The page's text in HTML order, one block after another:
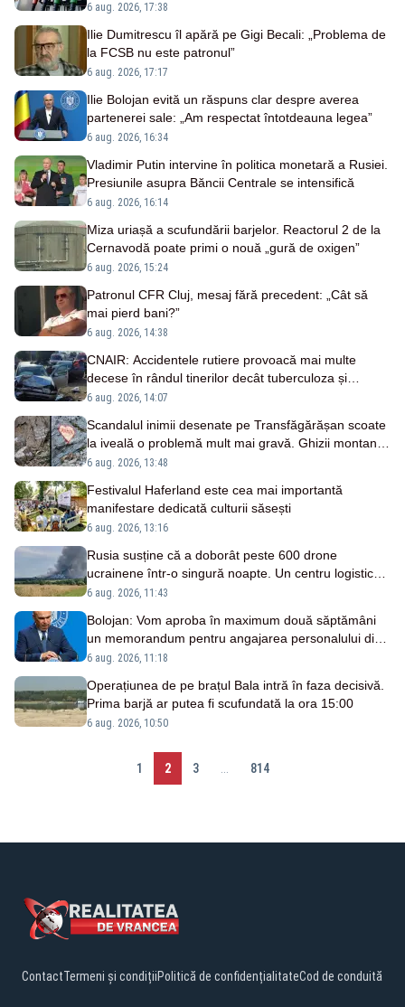
6 aug. 2026, 17:38
Ilie Dumitrescu îl apără pe Gigi Becali: „Problema de
la FCSB nu este patronul”
6 aug. 2026, 17:17
Ilie Bolojan evită un răspuns clar despre averea
partenerei sale: „Am respectat întotdeauna legea”
6 aug. 2026, 16:34
Vladimir Putin intervine în politica monetară a Rusiei.
Presiunile asupra Băncii Centrale se intensifică
6 aug. 2026, 16:14
Miza uriașă a scufundării barjelor. Reactorul 2 de la
Cernavodă poate primi o nouă „gură de oxigen”
6 aug. 2026, 15:24
Patronul CFR Cluj, mesaj fără precedent: „Cât să
mai pierd bani?”
6 aug. 2026, 14:38
CNAIR: Accidentele rutiere provoacă mai multe
decese în rândul tinerilor decât tuberculoza și
drogurile
6 aug. 2026, 14:07
Scandalul inimii desenate pe Transfăgărășan scoate
la iveală o problemă mult mai gravă. Ghizii montani:
„Nu este un caz izolat”
6 aug. 2026, 13:48
Festivalul Haferland este cea mai importantă
manifestare dedicată culturii săsești
6 aug. 2026, 13:16
Rusia susține că a doborât peste 600 drone
ucrainene într-o singură noapte. Un centru logistic
Wildberries, avariat VIDEO
6 aug. 2026, 11:43
Bolojan: Vom aproba în maximum două săptămâni
un memorandum pentru angajarea personalului din
creșele inaugurate
6 aug. 2026, 11:18
Operațiunea de pe brațul Bala intră în faza decisivă.
Prima barjă ar putea fi scufundată la ora 15:00
6 aug. 2026, 10:50
1 2 3 814
ContactTermeni și condițiiPolitică de confidențialitateCod de conduită